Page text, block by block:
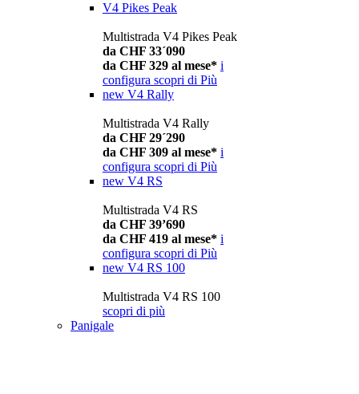
V4 Pikes Peak
Multistrada V4 Pikes Peak
da CHF 33´090
da CHF 329 al mese* i
configura scopri di Più
new V4 Rally
Multistrada V4 Rally
da CHF 29´290
da CHF 309 al mese* i
configura scopri di Più
new V4 RS
Multistrada V4 RS
da CHF 39’690
da CHF 419 al mese* i
configura scopri di Più
new V4 RS 100
Multistrada V4 RS 100
scopri di più
Panigale